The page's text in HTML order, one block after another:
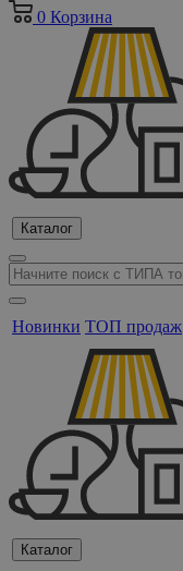
0 Корзина
Каталог
Новинки ТОП продаж
Каталог